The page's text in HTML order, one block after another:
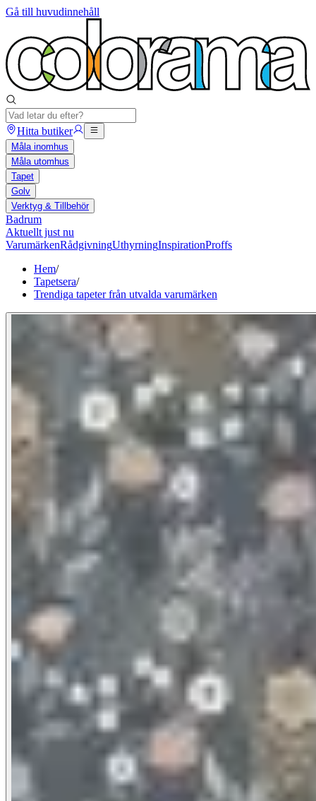
Gå till huvudinnehåll
Hitta butiker
Måla inomhus
Måla utomhus
Tapet
Golv
Verktyg & Tillbehör
Badrum
Aktuellt just nu
VarumärkenRådgivningUthyrningInspirationProffs
Hem/
Tapetsera/
Trendiga tapeter från utvalda varumärken